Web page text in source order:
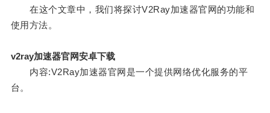
在这个文章中，我们将探讨V2Ray加速器官网的功能和
使用方法。
v2ray加速器官网安卓下载
内容:V2Ray加速器官网是一个提供网络优化服务的平
台。